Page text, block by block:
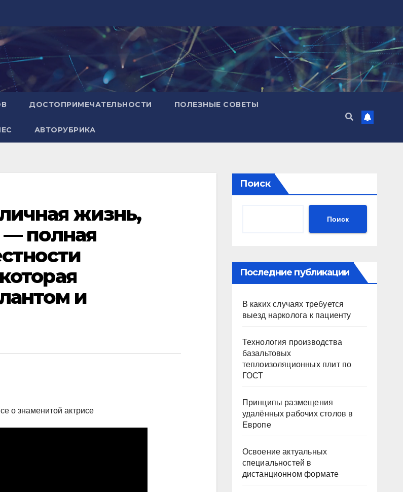
ДОСТОПРИМЕЧАТЕЛЬНОСТИ ПОЛЕЗНЫЕ СОВЕТЫ
АВТОРУБРИКА
жизнь,
полная
и
Поиск
Поиск
Последние публикации
В каких случаях требуется
выезд нарколога к пациенту
Технология производства
базальтовых
теплоизоляционных плит по
ГОСТ
Принципы размещения
удалённых рабочих столов в
Европе
Освоение актуальных
специальностей в
дистанционном формате